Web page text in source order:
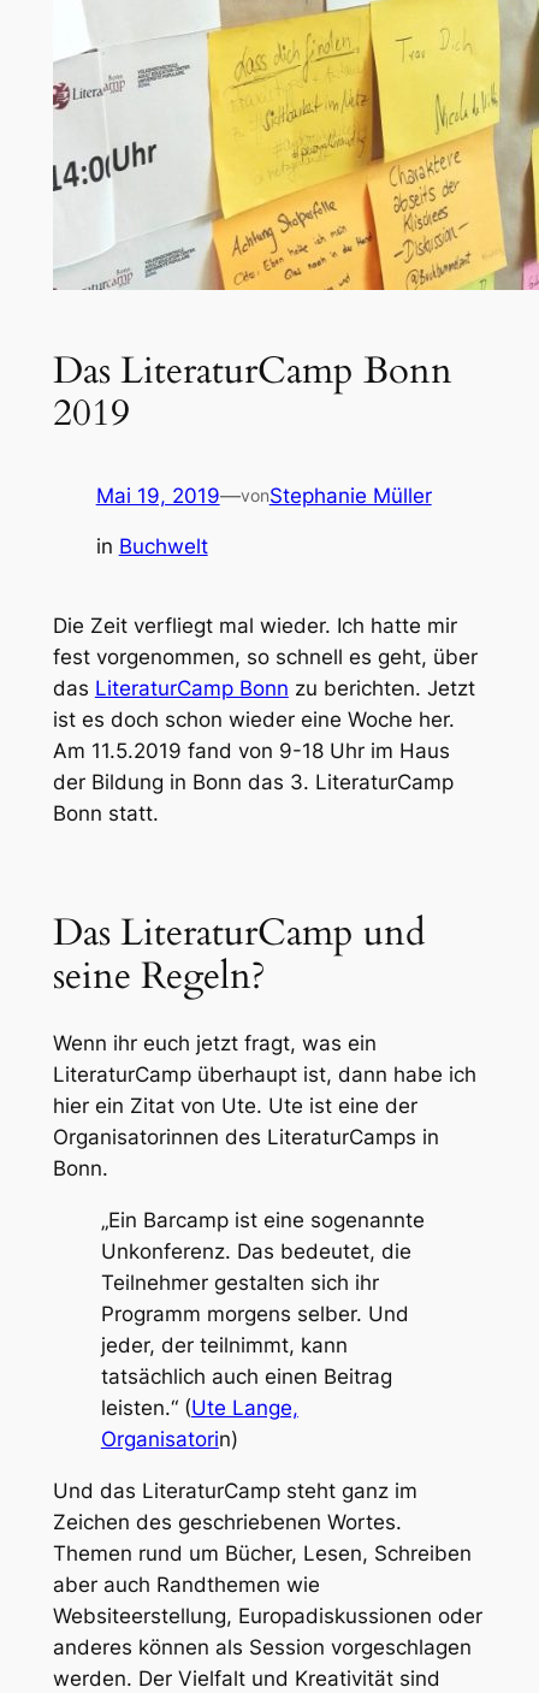
Das LiteraturCamp Bonn
2019
Mai 19, 2019—vonStephanie Müller
in Buchwelt
Die Zeit verfliegt mal wieder. Ich hatte mir
fest vorgenommen, so schnell es geht, über
das LiteraturCamp Bonn zu berichten. Jetzt
ist es doch schon wieder eine Woche her.
Am 11.5.2019 fand von 9-18 Uhr im Haus
der Bildung in Bonn das 3. LiteraturCamp
Bonn statt.
Das LiteraturCamp und
seine Regeln?
Wenn ihr euch jetzt fragt, was ein
LiteraturCamp überhaupt ist, dann habe ich
hier ein Zitat von Ute. Ute ist eine der
Organisatorinnen des LiteraturCamps in
Bonn.
„Ein Barcamp ist eine sogenannte
Unkonferenz. Das bedeutet, die
Teilnehmer gestalten sich ihr
Programm morgens selber. Und
jeder, der teilnimmt, kann
tatsächlich auch einen Beitrag
leisten.“ (Ute Lange,
Organisatorin)
Und das LiteraturCamp steht ganz im
Zeichen des geschriebenen Wortes.
Themen rund um Bücher, Lesen, Schreiben
aber auch Randthemen wie
Websiteerstellung, Europadiskussionen oder
anderes können als Session vorgeschlagen
werden. Der Vielfalt und Kreativität sind